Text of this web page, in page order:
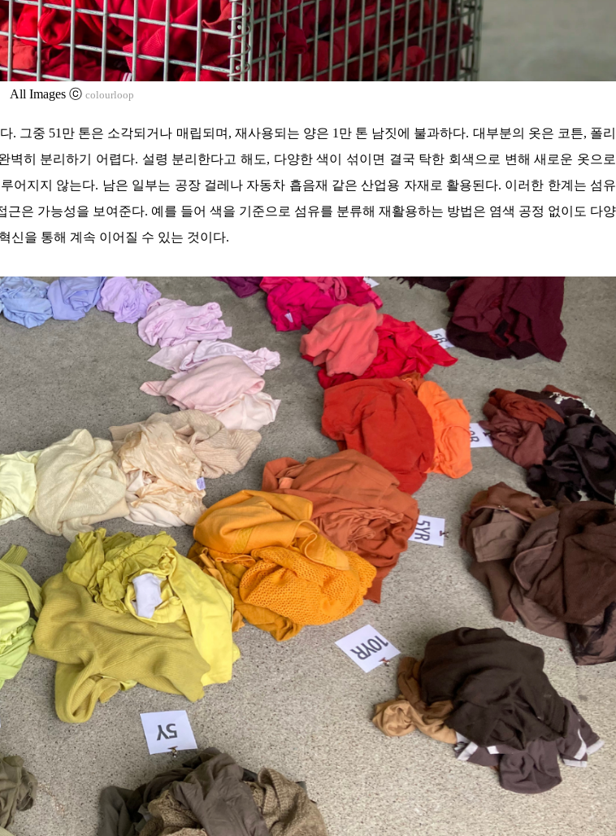
All Images ⓒ colourloop
그중 51만 톤은 소각되거나 매립되며, 재사용되는 양은 1만 톤 남짓에 불과하다. 대부분의 옷은 코튼, 폴리
벽히 분리하기 어렵다. 설령 분리한다고 해도, 다양한 색이 섞이면 결국 탁한 회색으로 변해 새로운 옷으로
지지 않는다. 남은 일부는 공장 걸레나 자동차 흡음재 같은 산업용 자재로 활용된다. 이러한 한계는 섬유
은 가능성을 보여준다. 예를 들어 색을 기준으로 섬유를 분류해 재활용하는 방법은 염색 공정 없이도 다양
신을 통해 계속 이어질 수 있는 것이다.